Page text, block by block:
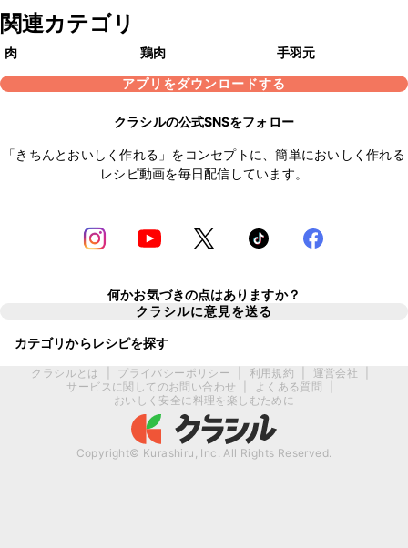
関連カテゴリ
肉 鶏肉
手羽元
アプリをダウンロードする
クラシルの公式SNSをフォロー
「きちんとおいしく作れる」をコンセプトに、簡単においしく作れる
レシピ動画を毎日配信しています。
何かお気づきの点はありますか？
クラシルに意見を送る
カテゴリからレシピを探す
クラシルとは プライバシーポリシー 利用規約 運営会社
サービスに関してのお問い合わせ
よくある質問
おいしく安全に料理を楽しむために
Copyright© Kurashiru, Inc. All Rights Reserved.